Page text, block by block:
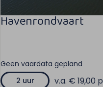
Havenrondvaart
Geen vaardata gepland
2 uur
v.a. € 19,00